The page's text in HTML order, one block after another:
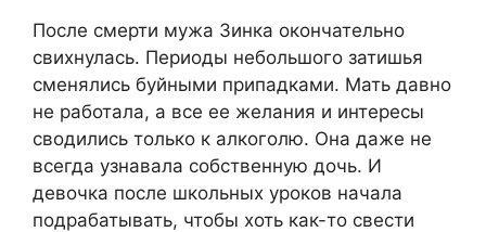
После смерти мужа Зинка окончательно
свихнулась. Периоды небольшого затишья
сменялись буйными припадками. Мать давно
не работала, а все ее желания и интересы
сводились только к алкоголю. Она даже не
всегда узнавала собственную дочь. И
девочка после школьных уроков начала
подрабатывать, чтобы хоть как-то свести